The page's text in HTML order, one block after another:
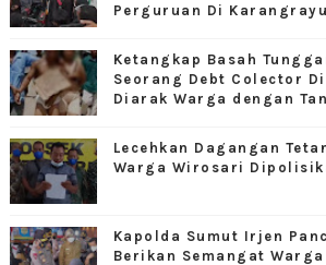
Perguruan Di
Ketangkap Basah
Seorang Debt Colector
Diarak Warga dengan
Lecehkan Dagangan
Warga Wirosari
Kapolda Sumut Irjen
Berikan Semangat